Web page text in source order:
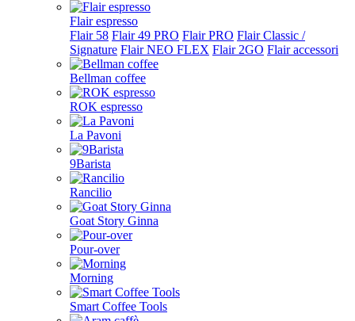
Flair espresso
Flair 58 Flair 49 PRO Flair PRO Flair Classic /
Signature Flair NEO FLEX Flair 2GO Flair accessori
Bellman coffee
ROK espresso
La Pavoni
9Barista
Rancilio
Goat Story Ginna
Pour-over
Morning
Smart Coffee Tools